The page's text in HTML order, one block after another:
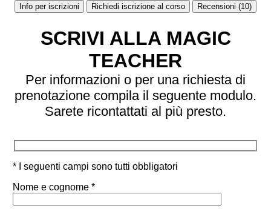
Info per iscrizioni Richiedi iscrizione al corso Recensioni (10)
SCRIVI ALLA MAGIC
TEACHER
Per informazioni o per una richiesta di
prenotazione compila il seguente modulo.
Sarete ricontattati al più presto.
* I seguenti campi sono tutti obbligatori
Nome e cognome *